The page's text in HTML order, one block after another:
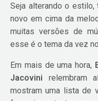
Seja alterando o estilo,
novo em cima da
muitas versões de
esse é o tema da vez no
Em mais de uma hora,
Jacovini relembram
mostram uma lista de